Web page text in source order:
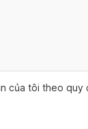
của tôi theo quy